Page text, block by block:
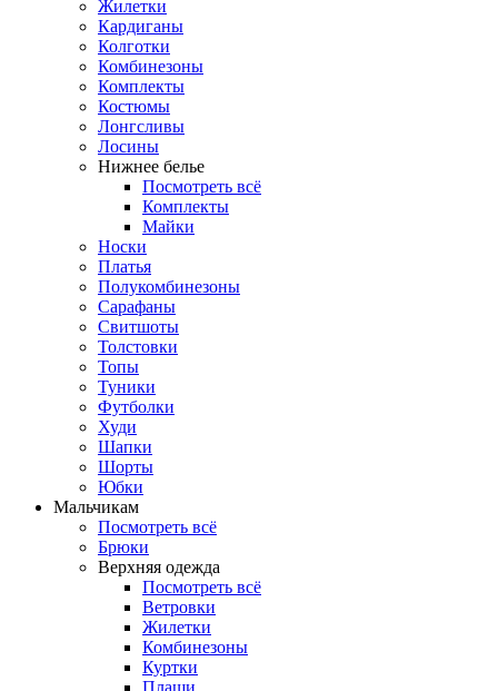
Жилетки
Кардиганы
Колготки
Комбинезоны
Комплекты
Костюмы
Лонгсливы
Лосины
Нижнее белье
Посмотреть всё
Комплекты
Майки
Носки
Платья
Полукомбинезоны
Сарафаны
Свитшоты
Толстовки
Топы
Туники
Футболки
Худи
Шапки
Шорты
Юбки
Мальчикам
Посмотреть всё
Брюки
Верхняя одежда
Посмотреть всё
Ветровки
Жилетки
Комбинезоны
Куртки
Плащи